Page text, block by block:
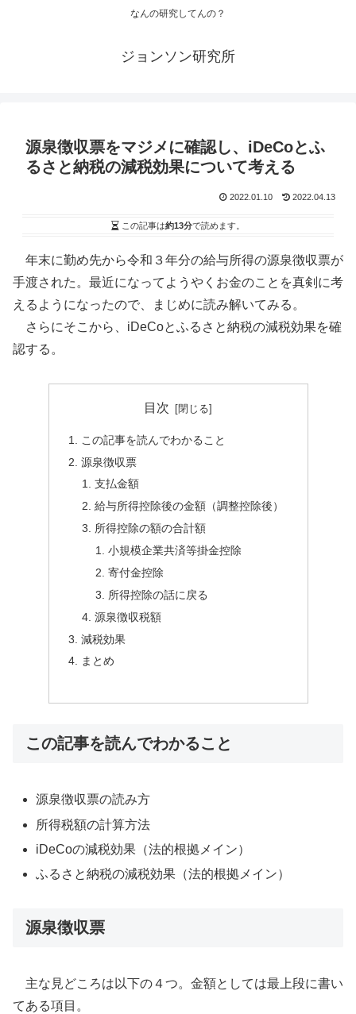
なんの研究してんの？
ジョンソン研究所
源泉徴収票をマジメに確認し、iDeCoとふ
るさと納税の減税効果について考える
2022.01.10 2022.04.13
この記事は約13分で読めます。
年末に勤め先から令和３年分の給与所得の源泉徴収票が
手渡された。最近になってようやくお金のことを真剣に考
えるようになったので、まじめに読み解いてみる。
さらにそこから、iDeCoとふるさと納税の減税効果を確
認する。
目次
この記事を読んでわかること
源泉徴収票
支払金額
給与所得控除後の金額（調整控除後）
所得控除の額の合計額
小規模企業共済等掛金控除
寄付金控除
所得控除の話に戻る
源泉徴収税額
減税効果
まとめ
この記事を読んでわかること
源泉徴収票の読み方
所得税額の計算方法
iDeCoの減税効果（法的根拠メイン）
ふるさと納税の減税効果（法的根拠メイン）
源泉徴収票
主な見どころは以下の４つ。金額としては最上段に書い
てある項目。